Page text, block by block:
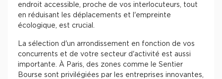
endroit accessible, proche de vos interlocuteurs, tout
en réduisant les déplacements et l'empreinte
écologique, est crucial.
La sélection d'un arrondissement en fonction de vos
concurrents et de votre secteur d'activité est aussi
importante. À Paris, des zones comme le Sentier
Bourse sont privilégiées par les entreprises innovantes,